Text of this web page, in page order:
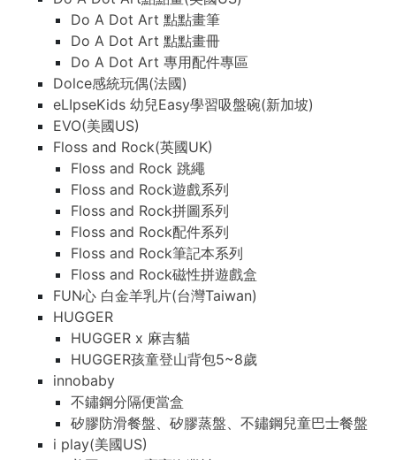
Do A Dot Art 點點畫筆
Do A Dot Art 點點畫冊
Do A Dot Art 專用配件專區
Dolce感統玩偶(法國)
eLIpseKids 幼兒Easy學習吸盤碗(新加坡)
EVO(美國US)
Floss and Rock(英國UK)
Floss and Rock 跳繩
Floss and Rock遊戲系列
Floss and Rock拼圖系列
Floss and Rock配件系列
Floss and Rock筆記本系列
Floss and Rock磁性拼遊戲盒
FUN心 白金羊乳片(台灣Taiwan)
HUGGER
HUGGER x 麻吉貓
HUGGER孩童登山背包5~8歲
innobaby
不鏽鋼分隔便當盒
矽膠防滑餐盤、矽膠蒸盤、不鏽鋼兒童巴士餐盤
i play(美國US)